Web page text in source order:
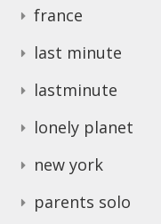
france
last minute
lastminute
lonely planet
new york
parents solo